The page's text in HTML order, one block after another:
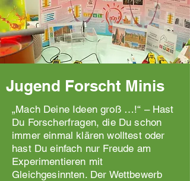
Jugend Forscht Minis
„Mach Deine Ideen groß …!“ – Hast
Du Forscherfragen, die Du schon
immer einmal klären wolltest oder
hast Du einfach nur Freude am
Experimentieren mit
Gleichgesinnten. Der Wettbewerb